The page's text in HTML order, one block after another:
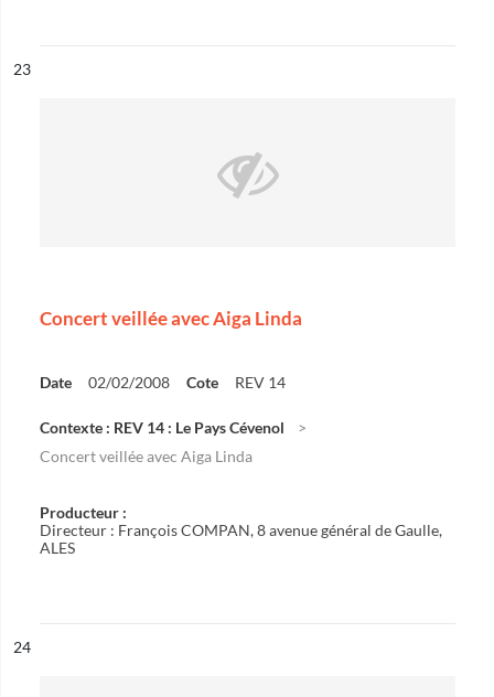
n°
23
Concert veillée avec Aiga Linda
Date 02/02/2008 Cote REV 14
Contexte : REV 14 : Le Pays Cévenol
Concert veillée avec Aiga Linda
Producteur :
Directeur : François COMPAN, 8 avenue général de Gaulle,
ALES
n°
24